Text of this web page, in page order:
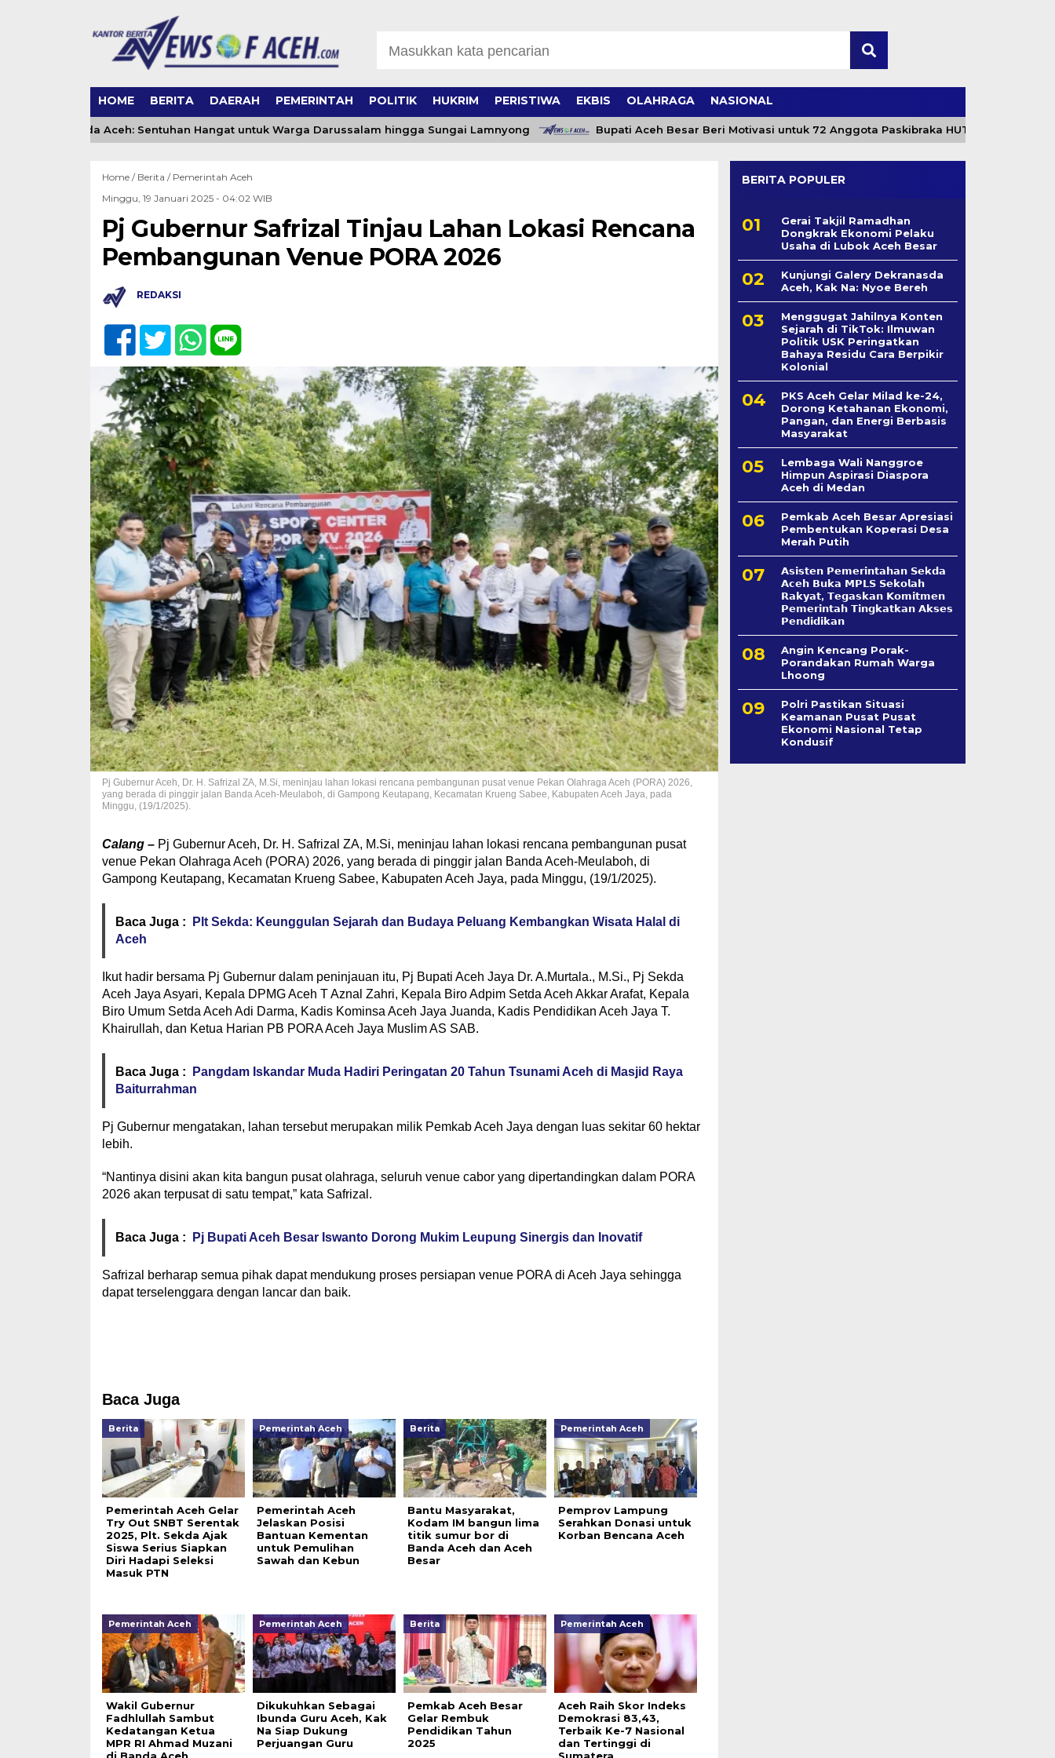
HOME BERITA DAERAH PEMERINTAH POLITIK HUKRIM PERISTIWA EKBIS OLAHRAGA NASIONAL
DSI Banda Aceh: Sentuhan Hangat untuk Warga Darussalam hingga Sungai Lamnyong Bupati Aceh Besar Beri Motivasi untuk 72 Anggota Paskibraka HUT ke-81 RI
Home / Berita / Pemerintah Aceh
Minggu, 19 Januari 2025 - 04:02 WIB
Pj Gubernur Safrizal Tinjau Lahan Lokasi Rencana
Pembangunan Venue PORA 2026
REDAKSI
Pj Gubernur Aceh, Dr. H. Safrizal ZA, M.Si, meninjau lahan lokasi rencana pembangunan pusat venue Pekan Olahraga Aceh (PORA) 2026,
yang berada di pinggir jalan Banda Aceh-Meulaboh, di Gampong Keutapang, Kecamatan Krueng Sabee, Kabupaten Aceh Jaya, pada
Minggu, (19/1/2025).
Calang – Pj Gubernur Aceh, Dr. H. Safrizal ZA, M.Si, meninjau lahan lokasi rencana pembangunan pusat
venue Pekan Olahraga Aceh (PORA) 2026, yang berada di pinggir jalan Banda Aceh-Meulaboh, di
Gampong Keutapang, Kecamatan Krueng Sabee, Kabupaten Aceh Jaya, pada Minggu, (19/1/2025).
Baca Juga :
Plt Sekda: Keunggulan Sejarah dan Budaya Peluang Kembangkan Wisata Halal di
Aceh
Ikut hadir bersama Pj Gubernur dalam peninjauan itu, Pj Bupati Aceh Jaya Dr. A.Murtala., M.Si., Pj Sekda
Aceh Jaya Asyari, Kepala DPMG Aceh T Aznal Zahri, Kepala Biro Adpim Setda Aceh Akkar Arafat, Kepala
Biro Umum Setda Aceh Adi Darma, Kadis Kominsa Aceh Jaya Juanda, Kadis Pendidikan Aceh Jaya T.
Khairullah, dan Ketua Harian PB PORA Aceh Jaya Muslim AS SAB.
Baca Juga :
Pangdam Iskandar Muda Hadiri Peringatan 20 Tahun Tsunami Aceh di Masjid Raya
Baiturrahman
Pj Gubernur mengatakan, lahan tersebut merupakan milik Pemkab Aceh Jaya dengan luas sekitar 60 hektar
lebih.
“Nantinya disini akan kita bangun pusat olahraga, seluruh venue cabor yang dipertandingkan dalam PORA
2026 akan terpusat di satu tempat,” kata Safrizal.
Baca Juga : Pj Bupati Aceh Besar Iswanto Dorong Mukim Leupung Sinergis dan Inovatif
Safrizal berharap semua pihak dapat mendukung proses persiapan venue PORA di Aceh Jaya sehingga
dapat terselenggara dengan lancar dan baik.
Baca Juga
Berita
Pemerintah Aceh Gelar
Try Out SNBT Serentak
2025, Plt. Sekda Ajak
Siswa Serius Siapkan
Diri Hadapi Seleksi
Masuk PTN
Pemerintah Aceh
Pemerintah Aceh
Jelaskan Posisi
Bantuan Kementan
untuk Pemulihan
Sawah dan Kebun
Berita
Bantu Masyarakat,
Kodam IM bangun lima
titik sumur bor di
Banda Aceh dan Aceh
Besar
Pemerintah Aceh
Pemprov Lampung
Serahkan Donasi untuk
Korban Bencana Aceh
Pemerintah Aceh
Wakil Gubernur
Fadhlullah Sambut
Kedatangan Ketua
MPR RI Ahmad Muzani
Pemerintah Aceh
Dikukuhkan Sebagai
Ibunda Guru Aceh, Kak
Na Siap Dukung
Perjuangan Guru
Berita
Pemkab Aceh Besar
Gelar Rembuk
Pendidikan Tahun
2025
Pemerintah Aceh
Aceh Raih Skor Indeks
Demokrasi 83,43,
Terbaik Ke-7 Nasional
dan Tertinggi di
BERITA POPULER
Gerai Takjil Ramadhan
Dongkrak Ekonomi Pelaku
Usaha di Lubok Aceh Besar
Kunjungi Galery Dekranasda
Aceh, Kak Na: Nyoe Bereh
Menggugat Jahilnya Konten
Sejarah di TikTok: Ilmuwan
Politik USK Peringatkan
Bahaya Residu Cara Berpikir
Kolonial
PKS Aceh Gelar Milad ke-24,
Dorong Ketahanan Ekonomi,
Pangan, dan Energi Berbasis
Masyarakat
Lembaga Wali Nanggroe
Himpun Aspirasi Diaspora
Aceh di Medan
Pemkab Aceh Besar Apresiasi
Pembentukan Koperasi Desa
Merah Putih
𝗔𝘀𝗶𝘀𝘁𝗲𝗻 𝗣𝗲𝗺𝗲𝗿𝗶𝗻𝘁𝗮𝗵𝗮𝗻 𝗦𝗲k𝗱𝗮
𝗔𝗰𝗲𝗵 𝗕𝘂𝗸𝗮 𝗠𝗣𝗟𝗦 𝗦𝗲𝗸𝗼𝗹𝗮𝗵
𝗥𝗮𝗸𝘆𝗮𝘁, 𝗧𝗲𝗴𝗮𝘀𝗸𝗮𝗻 𝗞𝗼𝗺𝗶𝘁𝗺𝗲𝗻
𝗣𝗲𝗺𝗲𝗿𝗶𝗻𝘁𝗮𝗵 𝗧𝗶𝗻𝗴𝗸𝗮𝘁𝗸𝗮𝗻 𝗔𝗸𝘀𝗲𝘀
𝗣𝗲𝗻𝗱𝗶𝗱𝗶𝗸𝗮𝗻
Angin Kencang Porak-
Porandakan Rumah Warga
Lhoong
Polri Pastikan Situasi
Keamanan Pusat Pusat
Ekonomi Nasional Tetap
Kondusif